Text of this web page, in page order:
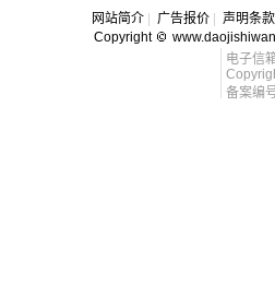
网站简介 广告报价
声明条款
Copyright
电子信
备案编